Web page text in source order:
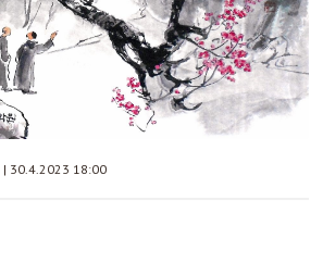
| 30.4.2023 18:00